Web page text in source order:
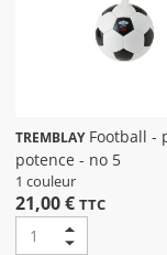
TREMBLAYFootball - pour
potence - no 5
1 couleur
21,00 € TTC